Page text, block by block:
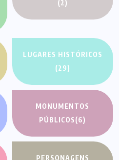
(2)
LUGARES HISTÓRICOS
(29)
MONUMENTOS
PÚBLICOS(6)
PERSONAGENS